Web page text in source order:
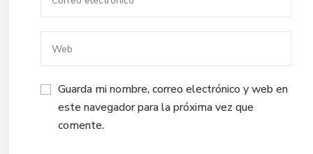
Guarda mi nombre, correo electrónico y web en
este navegador para la próxima vez que
comente.